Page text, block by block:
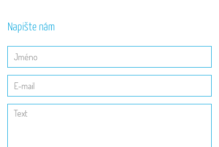
Napište nám